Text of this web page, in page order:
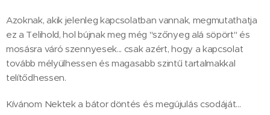
Azoknak, akik jelenleg kapcsolatban vannak, megmutathatja
ez a Telihold, hol bújnak meg még "szőnyeg alá söpört" és
mosásra váró szennyesek... csak azért, hogy a kapcsolat
tovább mélyülhessen és magasabb szintű tartalmakkal
telítődhessen.
Kívánom Nektek a bátor döntés és megújulás csodáját...